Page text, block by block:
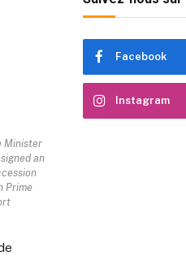
Minister
an
Prime
Facebook
Instagram